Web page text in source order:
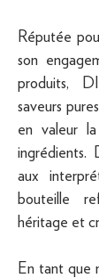
Réputée
son
produits,
saveurs
en valeur
ingrédients.
aux
bouteille
héritage et
En tant que